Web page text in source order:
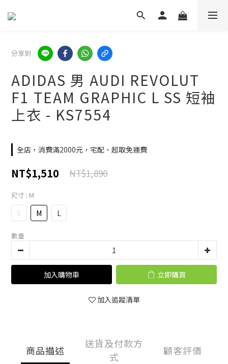
分享到
ADIDAS 男 AUDI REVOLUT
F1 TEAM GRAPHIC L SS 短袖
上衣 - KS7554
全店，消費滿2000元，宅配、超取免運費
NT$1,510 NT$1,890
尺寸 : M
S M L
數量
加入購物車 立即購買
加入追蹤清單
商品描述
送貨及付款方
式
顧客評價